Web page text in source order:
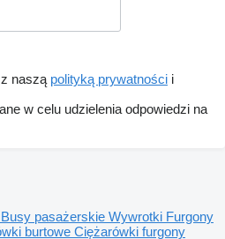
naszą polityką prywatności i
w celu udzielenia odpowiedzi na
Busy pasażerskie Wywrotki Furgony
burtowe Ciężarówki furgony